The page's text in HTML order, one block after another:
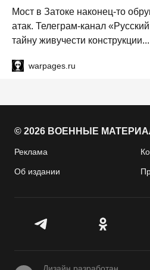
Мост в Затоке наконец-то
атак. Телеграм-канал
тайну живучести конструкции...
warpages.ru
© 2026 ВОЕННЫЕ
Реклама
Об издании